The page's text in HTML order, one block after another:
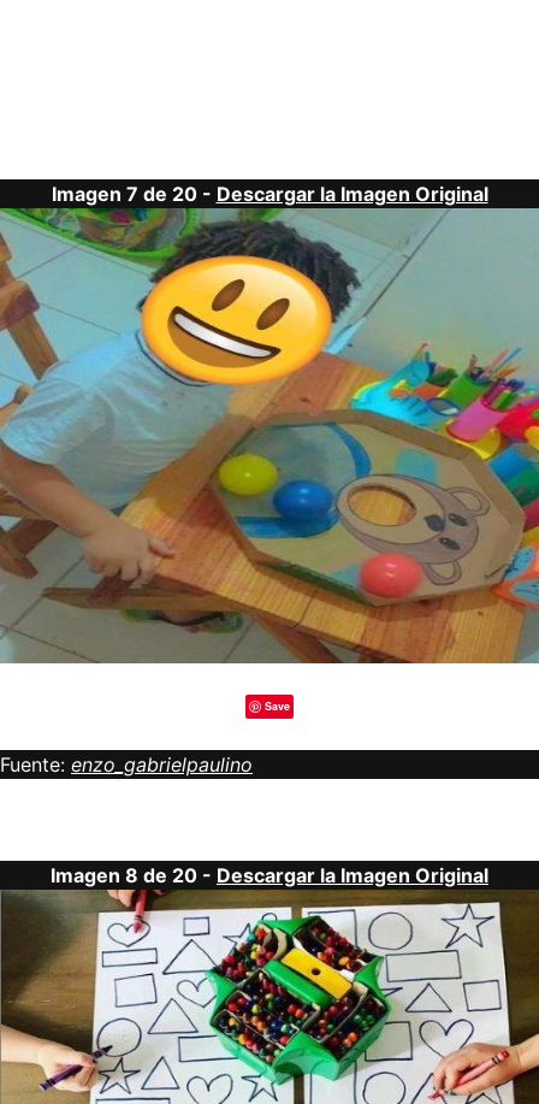
Imagen 7 de 20 - Descargar la Imagen Original
Save
Fuente: enzo_gabrielpaulino
Imagen 8 de 20 - Descargar la Imagen Original